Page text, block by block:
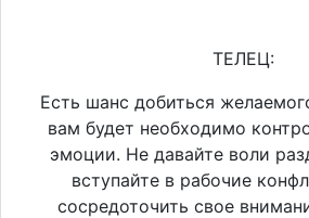
ТЕЛЕЦ:
Есть шанс добиться
вам будет необходимо
эмоции. Не давайте воли
вступайте в рабочие
сосредоточить свое